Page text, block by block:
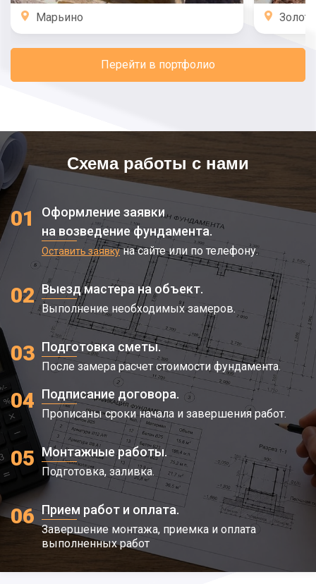
Марьино
Перейти в портфолио
Схема работы с нами
01
Оформление заявки
на возведение фундамента.
Оставить заявкуна сайте или по телефону.
02 Выезд мастера на объект.
Выполнение необходимых замеров.
03 Подготовка сметы.
После замера расчет стоимости фундамента.
04 Подписание договора.
Прописаны сроки начала и завершения работ.
05 Монтажные работы.
Подготовка, заливка.
06 Прием работ и оплата.
Завершение монтажа, приемка и оплата
выполненных работ